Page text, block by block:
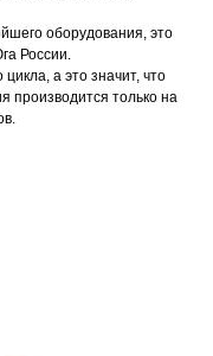
оборудования, это
России.
а это значит, что
производится только на